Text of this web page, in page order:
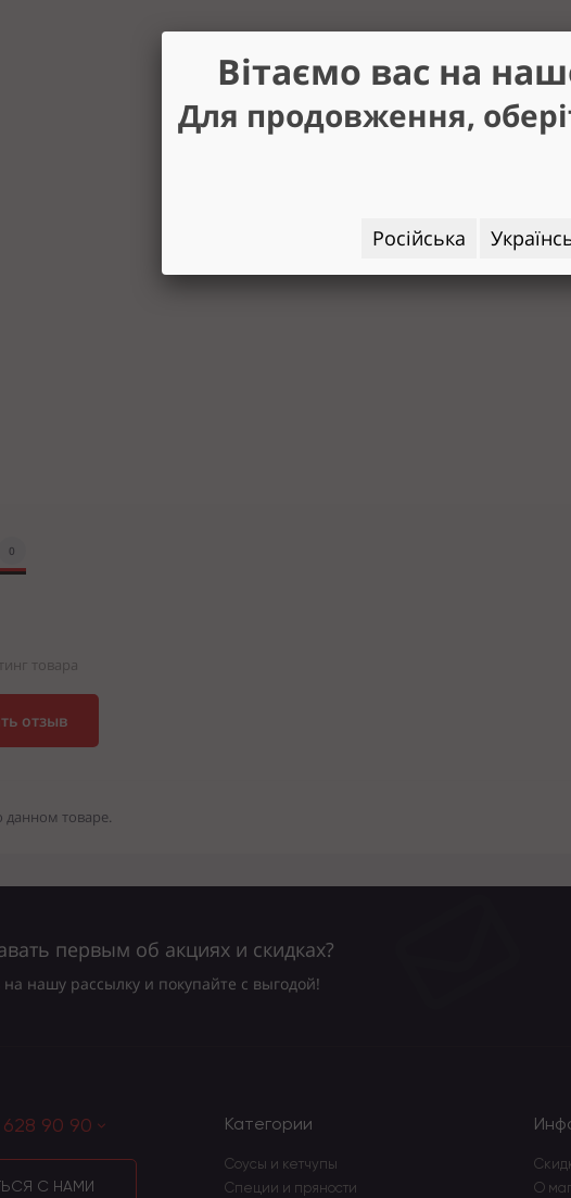
0
товара
отзыв
данном товаре.
первым об акциях и скидках?
нашу рассылку и покупайте с выгодой!
90 90
С НАМИ
Категории
Соусы и кетчупы
Специи и пряности
О
Вітаємо вас на
Для продовження,
Російська